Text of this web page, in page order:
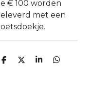
€ 100 worden
met een
D
D
S
D